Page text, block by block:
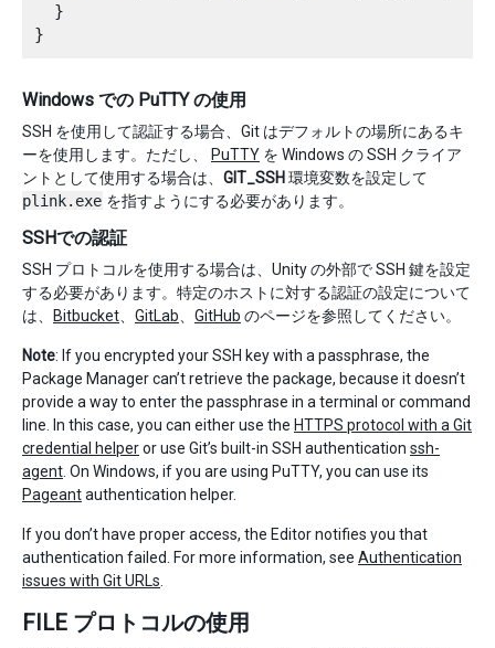
  }
Windows での PuTTY の使用
SSH を使用して認証する場合、Git はデフォルトの場所にあるキ
ーを使用します。ただし、
PuTTY を Windows の SSH クライア
ントとして使用する場合は、 GIT_SSH 環境変数を設定して
plink.exe を指すようにする必要があります。
SSHでの認証
SSH プロトコルを使用する場合は、Unity の外部で SSH 鍵を設定
する必要があります。特定のホストに対する認証の設定について
は、
Bitbucket GitLab GitHub のページを参照してください。
Note: If you encrypted your SSH key with a passphrase, the
Package Manager can’t retrieve the package, because it doesn’t
provide a way to enter the passphrase in a terminal or command
line. In this case, you can either use the HTTPS protocol with a Git
credential helperor use Git’s built-in SSH authentication ssh-
agent . On Windows, if you are using PuTTY, you can use its
Pageantauthentication helper.
If you don’t have proper access, the Editor notifies you that
authentication failed. For more information, see Authentication
issues with Git URLs
FILE プロトコルの使用